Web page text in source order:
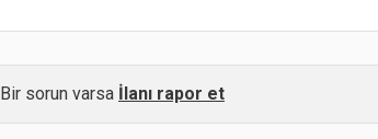
sorun varsa İlanı rapor et